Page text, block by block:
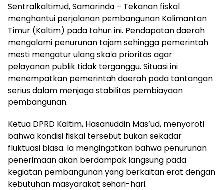
Sentralkaltim.id, Samarinda – Tekanan fiskal
menghantui perjalanan pembangunan Kalimantan
Timur (Kaltim) pada tahun ini. Pendapatan daerah
mengalami penurunan tajam sehingga pemerintah
mesti mengatur ulang skala prioritas agar
pelayanan publik tidak terganggu. Situasi ini
menempatkan pemerintah daerah pada tantangan
serius dalam menjaga stabilitas pembiayaan
pembangunan.
Ketua DPRD Kaltim, Hasanuddin Mas’ud, menyoroti
bahwa kondisi fiskal tersebut bukan sekadar
fluktuasi biasa. Ia mengingatkan bahwa penurunan
penerimaan akan berdampak langsung pada
kegiatan pembangunan yang berkaitan erat dengan
kebutuhan masyarakat sehari-hari.